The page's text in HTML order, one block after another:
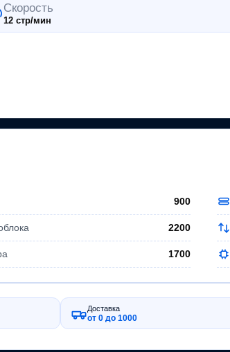
Скорость
12 стр/мин
900
2200
1700
Доставка
от 0 до 1000